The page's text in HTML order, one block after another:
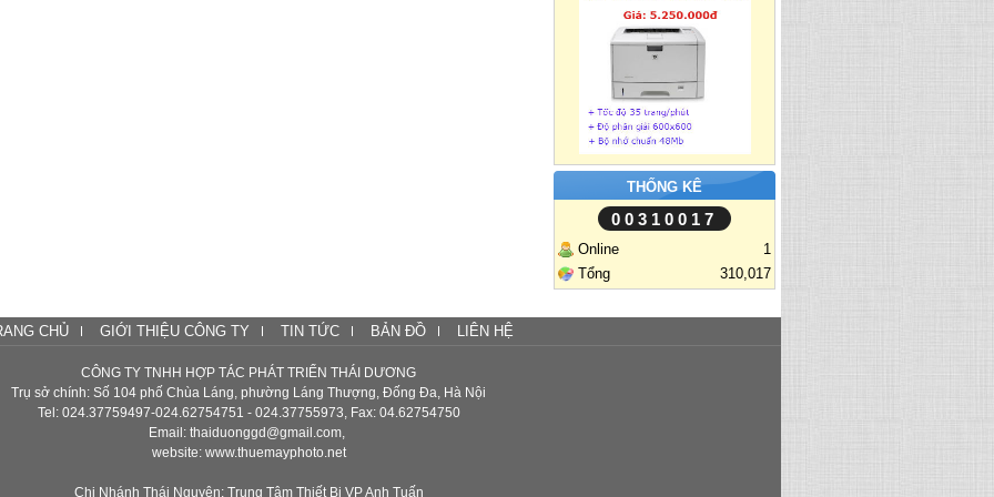
THỐNG KÊ
00310017
Online
1
Tổng
310,017
CHỦ GIỚI THIỆU CÔNG TY TIN TỨC BẢN ĐỒ LIÊN HỆ
CÔNG TY TNHH HỢP TÁC PHÁT TRIỂN THÁI DƯƠNG
Trụ sở chính: Số 104 phố Chùa Láng, phường Láng Thượng, Đống Đa, Hà Nội
Tel: 024.37759497-024.62754751 - 024.37755973, Fax: 04.62754750
Email: thaiduonggd@gmail.com,
website: www.thuemayphoto.net
Chi Nhánh Thái Nguyên: Trung Tâm Thiết Bị VP Anh Tuấn